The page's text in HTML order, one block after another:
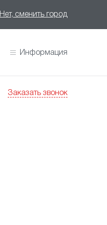
Нет, сменить город
Информация
Заказать звонок